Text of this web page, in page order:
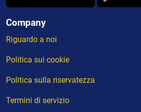
Company
Riguardo a noi
Politica sui cookie
Politica sulla riservatezza
Termini di servizio